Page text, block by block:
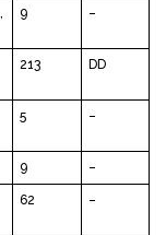
9 –
213 DD
5 –
9 –
62 –